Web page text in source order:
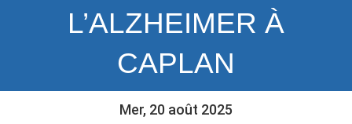
L’ALZHEIMER À
CAPLAN
Mer, 20 août 2025